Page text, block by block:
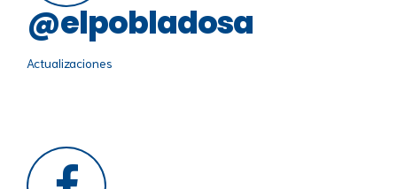
@elpobladosa
Actualizaciones